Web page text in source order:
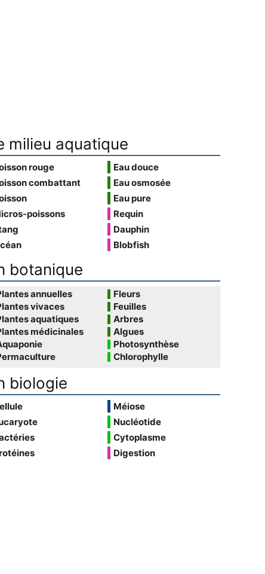
milieu aquatique
rouge
combattant
poissons
Eau douce
Eau osmosée
Eau pure
Requin
Dauphin
Blobfish
botanique
annuelles
vivaces
aquatiques
médicinales
Fleurs
Feuilles
Arbres
Algues
Photosynthèse
Chlorophylle
biologie
Méiose
Nucléotide
Cytoplasme
Digestion